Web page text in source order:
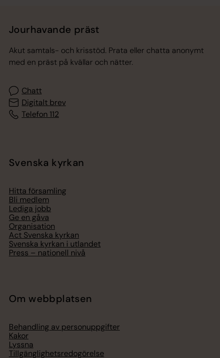
Jourhavande präst
Akut samtals- och krisstöd. Prata eller chatta anonymt
med en präst på kvällar och nätter.
Chatt
Digitalt brev
Telefon 112
Svenska kyrkan
Hitta församling
Bli medlem
Lediga jobb
Ge en gåva
Organisation
Act Svenska kyrkan
Svenska kyrkan i utlandet
Press – nationell nivå
Om webbplatsen
Behandling av personuppgifter
Kakor
Lyssna
Tillgänglighetsredogörelse